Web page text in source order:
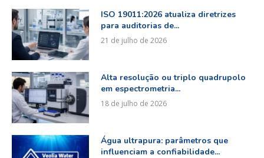
ISO 19011:2026 atualiza diretrizes
para auditorias de...
21 de julho de 2026
Alta resolução ou triplo quadrupolo
em espectrometria...
18 de julho de 2026
Água ultrapura: parâmetros que
influenciam a confiabilidade...